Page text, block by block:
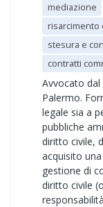
mediazione
risarcimento
stesura e
contratti
Avvocato
Palermo.
legale sia a
pubbliche
diritto civile,
acquisito
gestione di
diritto civile